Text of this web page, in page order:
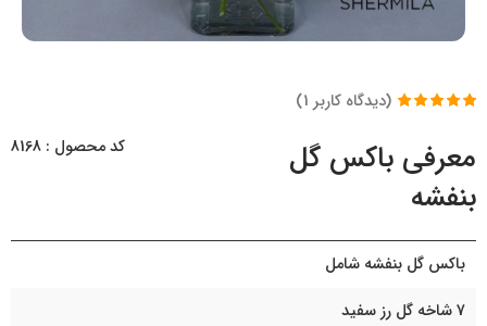
مشتری
(دیدگاه کاربر 1
)
معرفی باکس گل
بنفشه
کد محصول : 8168
باکس گل بنفشه شامل
7 شاخه گل رز سفید